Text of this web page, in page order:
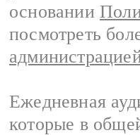
основании
посмотреть
Ежедневная
которые в